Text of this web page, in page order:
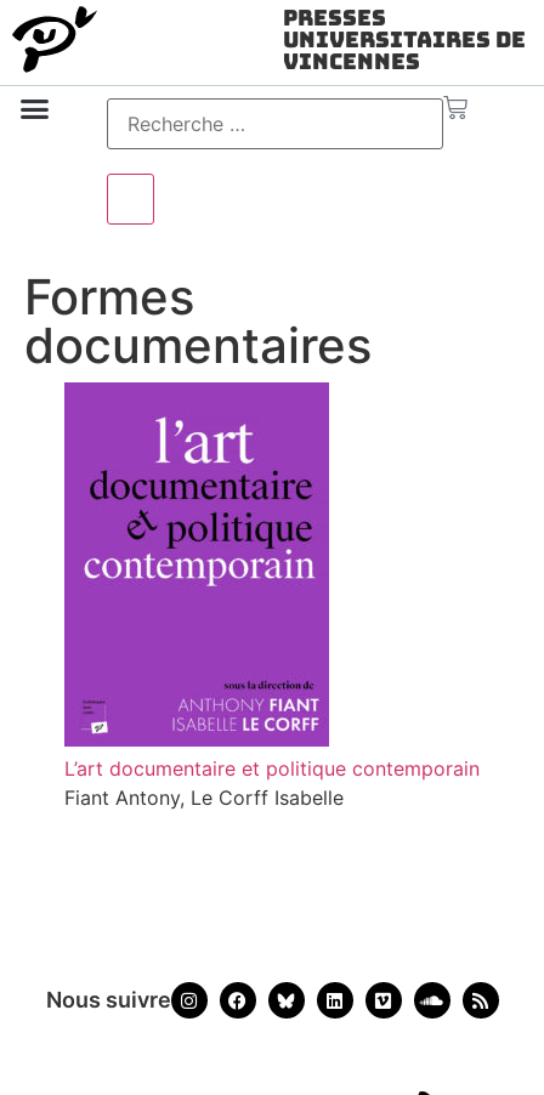
Presses
Universitaires de
Vincennes
Formes
documentaires
L’art documentaire et politique contemporain
Fiant Antony, Le Corff Isabelle
Nous suivre